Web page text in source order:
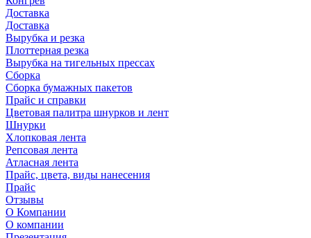
Доставка
Доставка
Вырубка и резка
Плоттерная резка
Вырубка на тигельных прессах
Сборка
Сборка бумажных пакетов
Прайс и справки
Цветовая палитра шнурков и лент
Шнурки
Хлопковая лента
Репсовая лента
Атласная лента
Прайс, цвета, виды нанесения
Прайс
Отзывы
О Компании
О компании